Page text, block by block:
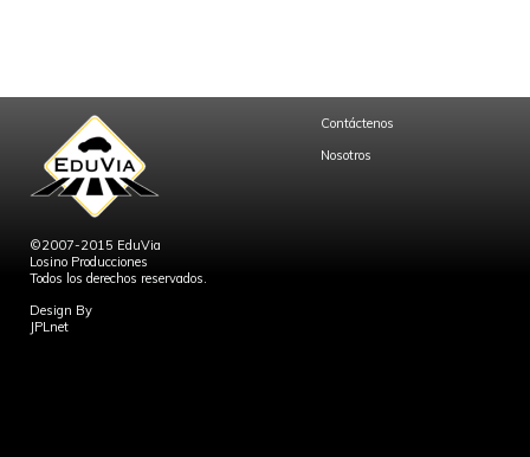
©2007-2015 EduVia
Losino Producciones
Todos los derechos reservados.
Design By
JPLnet
Contáctenos
Nosotros